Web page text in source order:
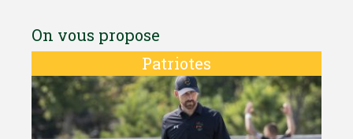
On vous propose
Patriotes